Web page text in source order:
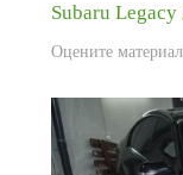
Subaru
Оцените материал